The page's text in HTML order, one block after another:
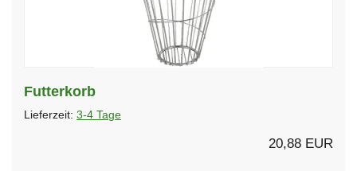
Futterkorb
Lieferzeit: 3-4 Tage
20,88 EUR